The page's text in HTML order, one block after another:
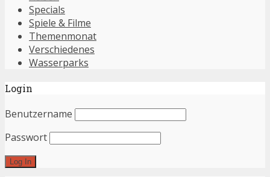
Specials
Spiele & Filme
Themenmonat
Verschiedenes
Wasserparks
Login
Benutzername
Passwort